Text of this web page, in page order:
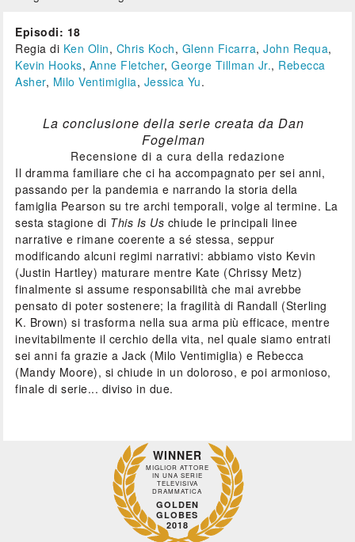
Episodi: 18
Regia di Ken Olin, Chris Koch, Glenn Ficarra,John Requa,
Kevin Hooks, Anne Fletcher,George Tillman Jr., Rebecca
Asher, Milo Ventimiglia, Jessica Yu.
La conclusione della serie creata da Dan
Fogelman
Recensione di a cura della redazione
Il dramma familiare che ci ha accompagnato per sei anni,
passando per la pandemia e narrando la storia della
famiglia Pearson su tre archi temporali, volge al termine. La
sesta stagione di This Is Us chiude le principali linee
narrative e rimane coerente a sé stessa, seppur
modificando alcuni regimi narrativi: abbiamo visto Kevin
(Justin Hartley) maturare mentre Kate (Chrissy Metz)
finalmente si assume responsabilità che mai avrebbe
pensato di poter sostenere; la fragilità di Randall (Sterling
K. Brown) si trasforma nella sua arma più efficace, mentre
inevitabilmente il cerchio della vita, nel quale siamo entrati
sei anni fa grazie a Jack (Milo Ventimiglia) e Rebecca
(Mandy Moore), si chiude in un doloroso, e poi armonioso,
finale di serie... diviso in due.
WINNER
MIGLIOR ATTORE
IN UNA SERIE
TELEVISIVA
DRAMMATICA
GOLDEN
GLOBES
2018